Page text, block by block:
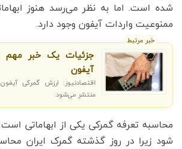
شده است. اما به نظر می‌رسد هنوز
ممنوعیت واردات آیفون وجود دارد.
خبر مرتبط
جزئیات یک خبر مهم
آیفون
اقتصادنیوز: ارزش گمرکی
منتشر می‌شود.
محاسبه تعرفه گمرکی یکی از ابهاماتی
شود زیرا در روز گذشته گمرک ایران